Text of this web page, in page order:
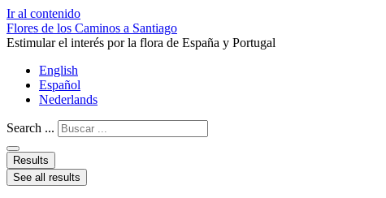
Ir al contenido
Flores de los Caminos a Santiago
Estimular el interés por la flora de España y Portugal
English
Español
Nederlands
Search ...
Results
See all results